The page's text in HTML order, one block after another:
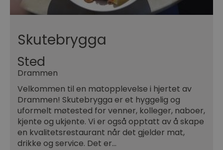
Skutebrygga
Sted
Drammen
Velkommen til en matopplevelse i hjertet av
Drammen! Skutebrygga er et hyggelig og
uformelt møtested for venner, kolleger, naboer,
kjente og ukjente. Vi er også opptatt av å skape
en kvalitetsrestaurant når det gjelder mat,
drikke og service. Det er…